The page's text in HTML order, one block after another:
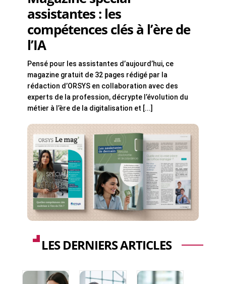
assistantes : les
compétences clés à l’ère de
l’IA
Pensé pour les assistantes d’aujourd’hui, ce
magazine gratuit de 32 pages rédigé par la
rédaction d’ORSYS en collaboration avec des
experts de la profession, décrypte l’évolution du
métier à l’ère de la digitalisation et [...]
LES DERNIERS ARTICLES